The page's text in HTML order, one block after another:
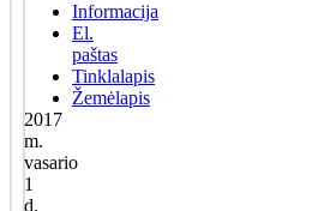
Informacija
El.
paštas
Tinklalapis
Žemėlapis
2017
m.
vasario
1
d.